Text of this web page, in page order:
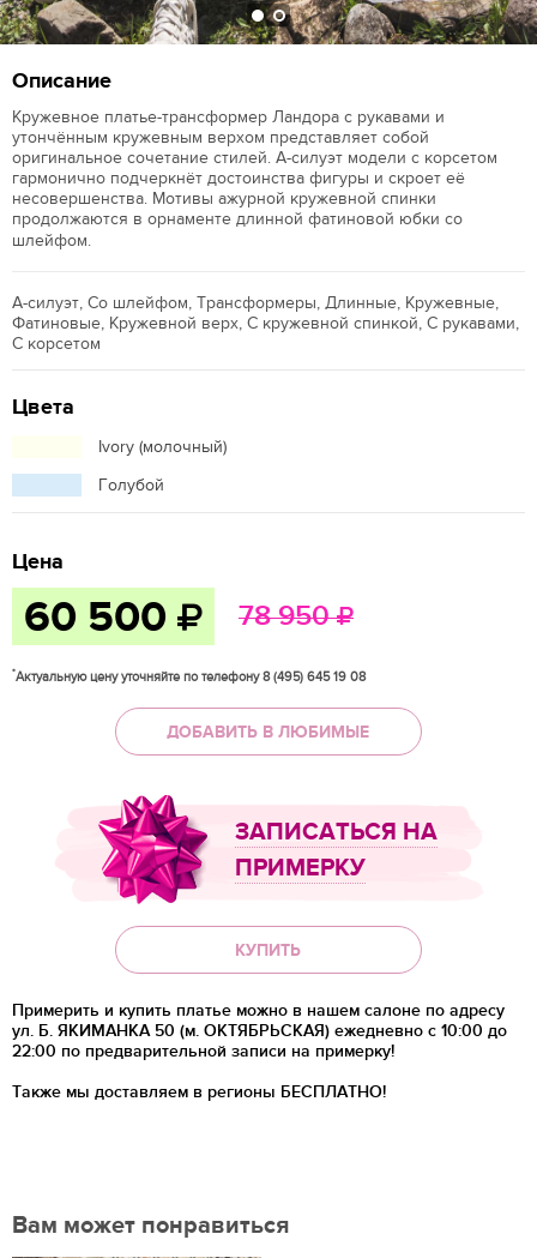
Описание
Кружевное платье-трансформер Ландора с рукавами и
утончённым кружевным верхом представляет собой
оригинальное сочетание стилей. А-силуэт модели с корсетом
гармонично подчеркнёт достоинства фигуры и скроет её
несовершенства. Мотивы ажурной кружевной спинки
продолжаются в орнаменте длинной фатиновой юбки со
шлейфом.
А-силуэт, Со шлейфом, Трансформеры, Длинные, Кружевные,
Фатиновые, Кружевной верх, С кружевной спинкой, С рукавами,
С корсетом
Цвета
Ivory (молочный)
Голубой
Цена
60 500 78 950
*Актуальную цену уточняйте по телефону 8 (495) 645 19 08
ДОБАВИТЬ В ЛЮБИМЫЕ
ЗАПИСАТЬСЯ НА
ПРИМЕРКУ
КУПИТЬ
Примерить и купить платье можно в нашем салоне по адресу
ул. Б. ЯКИМАНКА 50 (м. ОКТЯБРЬСКАЯ) ежедневно с 10:00 до
22:00 по предварительной записи на примерку!
Также мы доставляем в регионы БЕСПЛАТНО!
Вам может понравиться